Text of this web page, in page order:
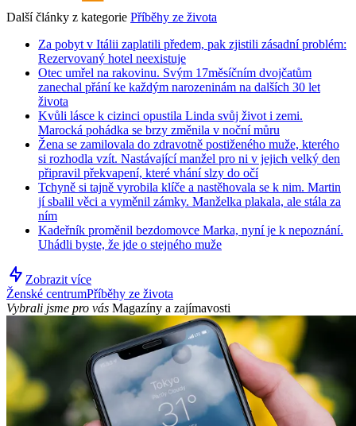
Další články z kategorie Příběhy ze života
Za pobyt v Itálii zaplatili předem, pak zjistili zásadní problém:
Rezervovaný hotel neexistuje
Otec umřel na rakovinu. Svým 17měsíčním dvojčatům
zanechal přání ke každým narozeninám na dalších 30 let
života
Kvůli lásce k cizinci opustila Linda svůj život i zemi.
Marocká pohádka se brzy změnila v noční můru
Žena se zamilovala do zdravotně postiženého muže, kterého
si rozhodla vzít. Nastávající manžel pro ni v jejich velký den
připravil překvapení, které vhání slzy do očí
Tchyně si tajně vyrobila klíče a nastěhovala se k nim. Martin
jí sbalil věci a vyměnil zámky. Manželka plakala, ale stála za
ním
Kadeřník proměnil bezdomovce Marka, nyní je k nepoznání.
Uhádli byste, že jde o stejného muže
Zobrazit více
Ženské centrumPříběhy ze života
Vybrali jsme pro vás Magazíny a zajímavosti